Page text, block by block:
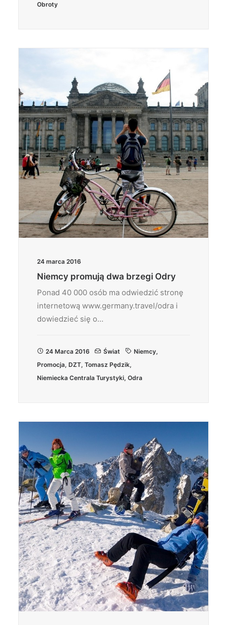
Obroty
24 marca 2016
Niemcy promują dwa brzegi Odry
Ponad 40 000 osób ma odwiedzić stronę
internetową www.germany.travel/odra i
dowiedzieć się o…
24 Marca 2016 Świat Niemcy,
Promocja, DZT, Tomasz Pędzik,
Niemiecka Centrala Turystyki, Odra